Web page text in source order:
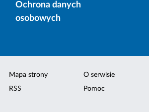
Ochrona danych
osobowych
Mapa strony
RSS
O serwisie
Pomoc